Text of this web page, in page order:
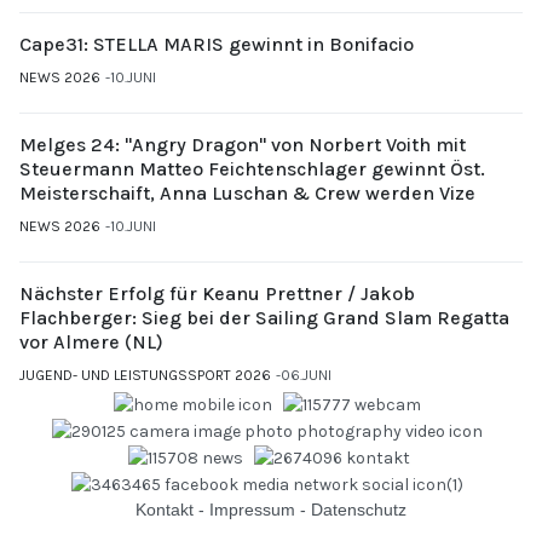
Cape31: STELLA MARIS gewinnt in Bonifacio
NEWS 2026 10.JUNI
Melges 24: "Angry Dragon" von Norbert Voith mit
Steuermann Matteo Feichtenschlager gewinnt Öst.
Meisterschaift, Anna Luschan & Crew werden Vize
NEWS 2026 10.JUNI
Nächster Erfolg für Keanu Prettner / Jakob
Flachberger: Sieg bei der Sailing Grand Slam Regatta
vor Almere (NL)
JUGEND- UND LEISTUNGSSPORT 2026 06.JUNI
Kontakt - Impressum - Datenschutz